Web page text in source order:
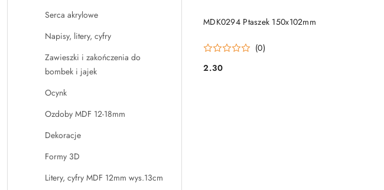
Serca akrylowe
Napisy, litery, cyfry
Zawieszki i zakończenia do
bombek i jajek
Ocynk
Ozdoby MDF 12-18mm
Dekoracje
Formy 3D
Litery, cyfry MDF 12mm wys.13cm
MDK0294 Ptaszek 150x102mm
(0)
Cena:
2.30
DO KOSZYKA